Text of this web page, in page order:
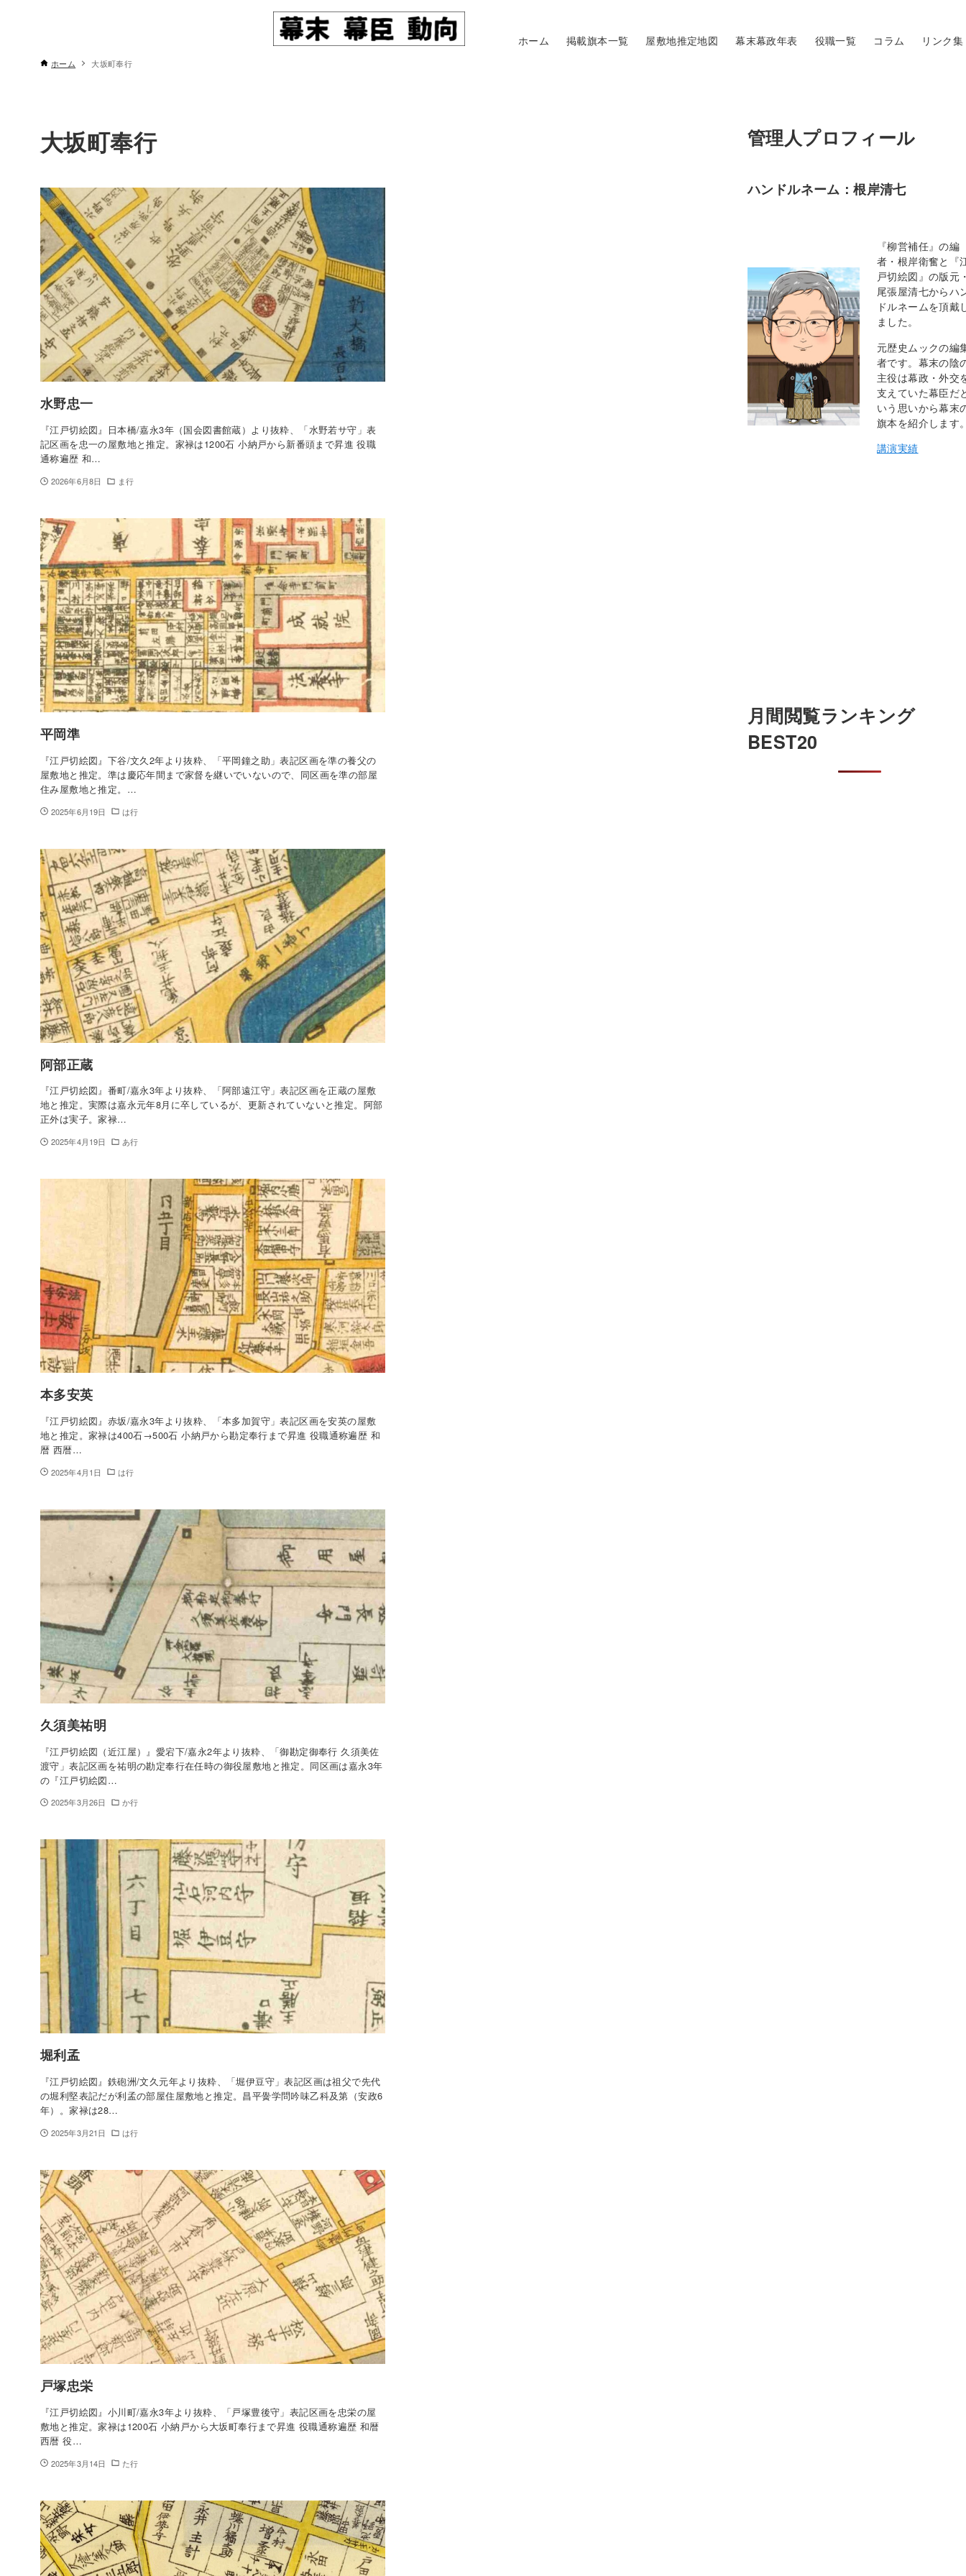
ホーム 掲載旗本一覧 屋敷地推定地図 幕末幕政年表 役職一覧 コラム リンク集
ホーム 大坂町奉行
大坂町奉行
水野忠一
『江戸切絵図』日本橋/嘉永3年（国会図書館蔵）より抜粋、「水野若サ守」表
記区画を忠一の屋敷地と推定。家禄は1200石 小納戸から新番頭まで昇進 役職
通称遍歴 和…
2026年6月8日 ま行
平岡準
『江戸切絵図』下谷/文久2年より抜粋、「平岡鐘之助」表記区画を準の養父の
屋敷地と推定。準は慶応年間まで家督を継いでいないので、同区画を準の部屋
住み屋敷地と推定。…
2025年6月19日 は行
阿部正蔵
『江戸切絵図』番町/嘉永3年より抜粋、「阿部遠江守」表記区画を正蔵の屋敷
地と推定。実際は嘉永元年8月に卒しているが、更新されていないと推定。阿部
正外は実子。家禄…
2025年4月19日 あ行
本多安英
『江戸切絵図』赤坂/嘉永3年より抜粋、「本多加賀守」表記区画を安英の屋敷
地と推定。家禄は400石→500石 小納戸から勘定奉行まで昇進 役職通称遍歴 和
暦 西暦…
2025年4月1日 は行
久須美祐明
『江戸切絵図（近江屋）』愛宕下/嘉永2年より抜粋、「御勘定御奉行 久須美佐
渡守」表記区画を祐明の勘定奉行在任時の御役屋敷地と推定。同区画は嘉永3年
の『江戸切絵図…
2025年3月26日 か行
堀利孟
『江戸切絵図』鉄砲洲/文久元年より抜粋、「堀伊豆守」表記区画は祖父で先代
の堀利堅表記だが利孟の部屋住屋敷地と推定。昌平黌学問吟味乙科及第（安政6
年）。家禄は28…
2025年3月21日 は行
戸塚忠栄
『江戸切絵図』小川町/嘉永3年より抜粋、「戸塚豊後守」表記区画を忠栄の屋
敷地と推定。家禄は1200石 小納戸から大坂町奉行まで昇進 役職通称遍歴 和暦
西暦 役…
2025年3月14日 た行
管理人プロフィール
ハンドルネーム：根岸清七
『柳営補任』の編
者・根岸衛奮と『
戸切絵図』の版元
尾張屋清七からハ
ドルネームを頂戴
ました。
元歴史ムックの編
者です。幕末の陰
主役は幕政・外交
支えていた幕臣だ
いう思いから幕末
旗本を紹介します
講演実績
月間閲覧ランキング
BEST20